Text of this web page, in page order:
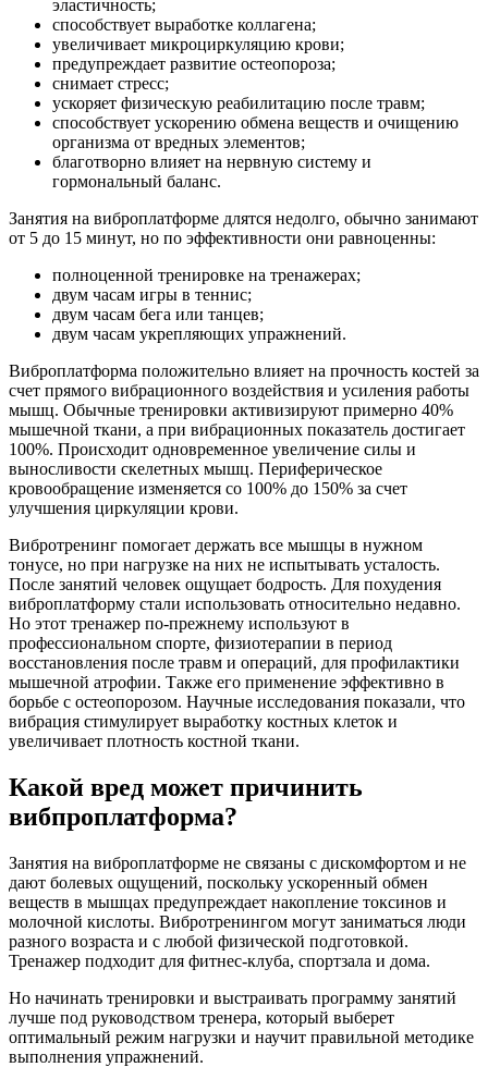
эластичность;
способствует выработке коллагена;
увеличивает микроциркуляцию крови;
предупреждает развитие остеопороза;
снимает стресс;
ускоряет физическую реабилитацию после травм;
способствует ускорению обмена веществ и очищению
организма от вредных элементов;
благотворно влияет на нервную систему и
гормональный баланс.
Занятия на виброплатформе длятся недолго, обычно занимают
от 5 до 15 минут, но по эффективности они равноценны:
полноценной тренировке на тренажерах;
двум часам игры в теннис;
двум часам бега или танцев;
двум часам укрепляющих упражнений.
Виброплатформа положительно влияет на прочность костей за
счет прямого вибрационного воздействия и усиления работы
мышц. Обычные тренировки активизируют примерно 40%
мышечной ткани, а при вибрационных показатель достигает
100%. Происходит одновременное увеличение силы и
выносливости скелетных мышц. Периферическое
кровообращение изменяется со 100% до 150% за счет
улучшения циркуляции крови.
Вибротренинг помогает держать все мышцы в нужном
тонусе, но при нагрузке на них не испытывать усталость.
После занятий человек ощущает бодрость. Для похудения
виброплатформу стали использовать относительно недавно.
Но этот тренажер по-прежнему используют в
профессиональном спорте, физиотерапии в период
восстановления после травм и операций, для профилактики
мышечной атрофии. Также его применение эффективно в
борьбе с остеопорозом. Научные исследования показали, что
вибрация стимулирует выработку костных клеток и
увеличивает плотность костной ткани.
Какой вред может причинить
вибпроплатформа?
Занятия на виброплатформе не связаны с дискомфортом и не
дают болевых ощущений, поскольку ускоренный обмен
веществ в мышцах предупреждает накопление токсинов и
молочной кислоты. Вибротренингом могут заниматься люди
разного возраста и с любой физической подготовкой.
Тренажер подходит для фитнес-клуба, спортзала и дома.
Но начинать тренировки и выстраивать программу занятий
лучше под руководством тренера, который выберет
оптимальный режим нагрузки и научит правильной методике
выполнения упражнений.